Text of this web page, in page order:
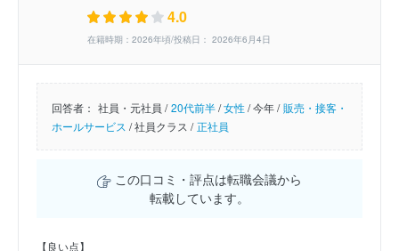
4.0
在籍時期：2026年頃/投稿日： 2026年6月4日
回答者： 社員・元社員 / 20代前半/女性/今年 / 販売・接客・
ホールサービス /社員クラス / 正社員
この口コミ・評点は転職会議から
転載しています。
【良い点】